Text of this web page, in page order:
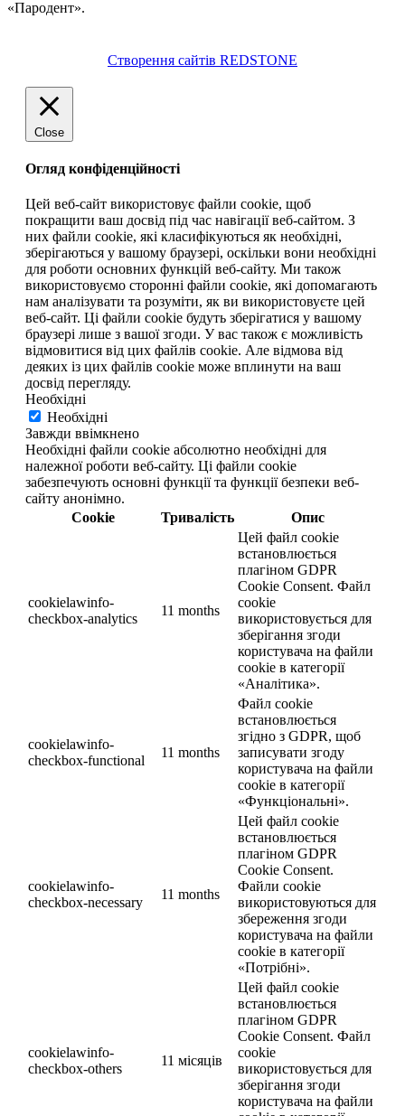
«Пародент».
Створення сайтів REDSTONE
Close
Огляд конфіденційності
Цей веб-сайт використовує файли cookie, щоб
покращити ваш досвід під час навігації веб-сайтом. З
них файли cookie, які класифікуються як необхідні,
зберігаються у вашому браузері, оскільки вони необхідні
для роботи основних функцій веб-сайту. Ми також
використовуємо сторонні файли cookie, які допомагають
нам аналізувати та розуміти, як ви використовуєте цей
веб-сайт. Ці файли cookie будуть зберігатися у вашому
браузері лише з вашої згоди. У вас також є можливість
відмовитися від цих файлів cookie. Але відмова від
деяких із цих файлів cookie може вплинути на ваш
досвід перегляду.
Необхідні
Необхідні
Завжди ввімкнено
Необхідні файли cookie абсолютно необхідні для
належної роботи веб-сайту. Ці файли cookie
забезпечують основні функції та функції безпеки веб-
сайту анонімно.
Cookie
Тривалість Опис
cookielawinfo-
checkbox-analytics
11 months
Цей файл cookie
встановлюється
плагіном GDPR
Cookie Consent. Файл
cookie
використовується для
зберігання згоди
користувача на файли
cookie в категорії
«Аналітика».
cookielawinfo-
checkbox-functional
11 months
Файл cookie
встановлюється
згідно з GDPR, щоб
записувати згоду
користувача на файли
cookie в категорії
«Функціональні».
cookielawinfo-
checkbox-necessary
11 months
Цей файл cookie
встановлюється
плагіном GDPR
Cookie Consent.
Файли cookie
використовуються для
збереження згоди
користувача на файли
cookie в категорії
«Потрібні».
cookielawinfo-
checkbox-others
11 місяців
Цей файл cookie
встановлюється
плагіном GDPR
Cookie Consent. Файл
cookie
використовується для
зберігання згоди
користувача на файли